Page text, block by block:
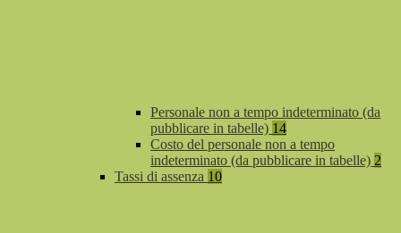
Personale non a tempo indeterminato (da
pubblicare in tabelle) 14
Costo del personale non a tempo
indeterminato (da pubblicare in tabelle) 2
Tassi di assenza 10